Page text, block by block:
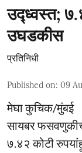
उद्ध्वस्त;
उघडकीस
प्रतिनिधी
Published on: 09
मेघा कुचिक/मुंबई
सायबर
७.४२ कोटी